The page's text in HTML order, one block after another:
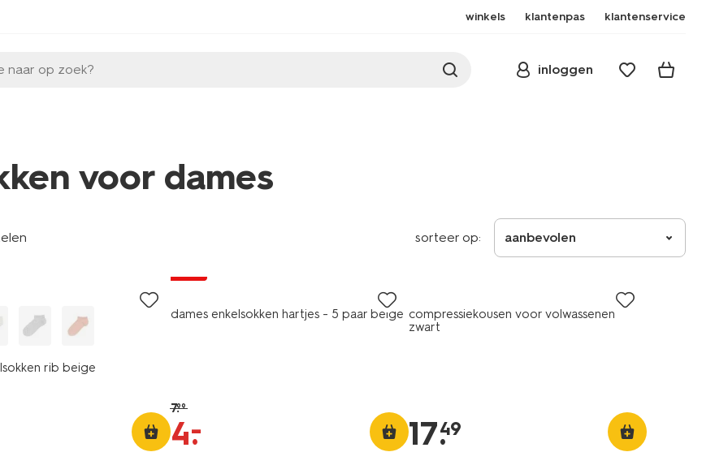
winkels klantenpas klantenservice
naar op zoek? inloggen
voor dames
sorteer op: aanbevolen
rib beige
dames enkelsokken hartjes - 5 paar beige
7.99
4.
–
compressiekousen voor volwassenen
zwart
17.
49